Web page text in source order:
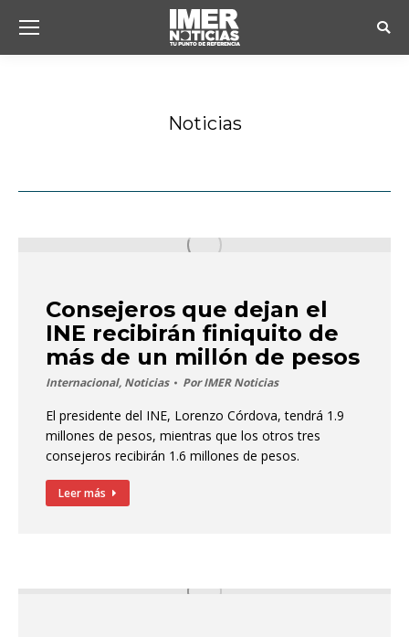
Noticias
Consejeros que dejan el
INE recibirán finiquito de
más de un millón de pesos
Internacional, Noticias PorIMER Noticias
El presidente del INE, Lorenzo Córdova, tendrá 1.9
millones de pesos, mientras que los otros tres
consejeros recibirán 1.6 millones de pesos.
Leer más